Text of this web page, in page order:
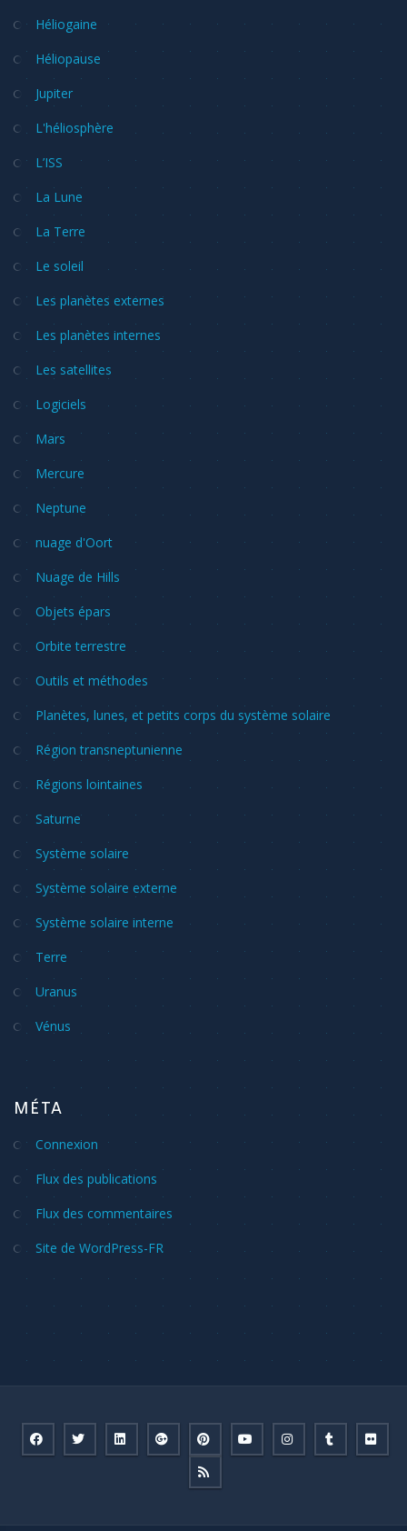
Héliogaine
Héliopause
Jupiter
L'héliosphère
L’ISS
La Lune
La Terre
Le soleil
Les planètes externes
Les planètes internes
Les satellites
Logiciels
Mars
Mercure
Neptune
nuage d'Oort
Nuage de Hills
Objets épars
Orbite terrestre
Outils et méthodes
Planètes, lunes, et petits corps du système solaire
Région transneptunienne
Régions lointaines
Saturne
Système solaire
Système solaire externe
Système solaire interne
Terre
Uranus
Vénus
MÉTA
Connexion
Flux des publications
Flux des commentaires
Site de WordPress-FR